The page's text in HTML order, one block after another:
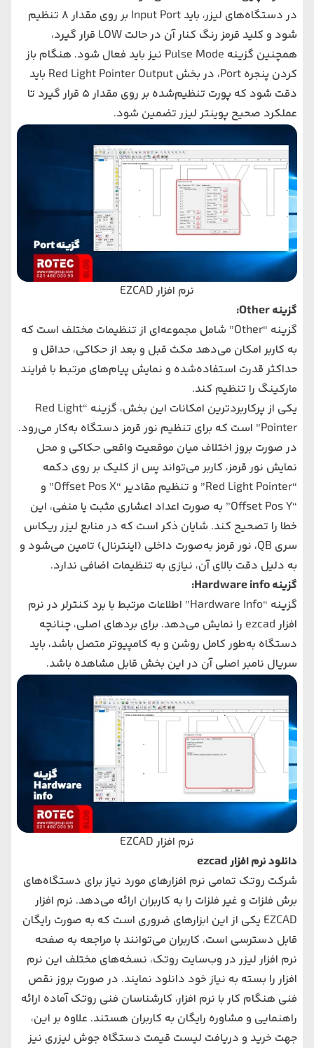
در دستگاه‌های لیزر، باید Input Port بر روی مقدار ۸ تنظیم
شود و کلید قرمز رنگ کنار آن در حالت LOW قرار گیرد،
همچنین گزینه Pulse Mode نیز باید فعال شود. هنگام باز
کردن پنجره Port، در بخش Red Light Pointer Output باید
دقت شود که پورت تنظیم‌شده بر روی مقدار ۵ قرار گیرد تا
عملکرد صحیح پوینتر لیزر تضمین شود.
نرم‌ افزار EZCAD
گزینه Other:
گزینه “Other” شامل مجموعه‌ای از تنظیمات مختلف است که
به کاربر امکان می‌دهد مکث قبل و بعد از حکاکی، حداقل و
حداکثر قدرت استفاده‌شده و نمایش پیام‌های مرتبط با فرایند
مارکینگ را تنظیم کند.
یکی از پرکاربردترین امکانات این بخش، گزینه “Red Light
Pointer” است که برای تنظیم نور قرمز دستگاه به‌کار می‌رود.
در صورت بروز اختلاف میان موقعیت واقعی حکاکی و محل
نمایش نور قرمز، کاربر می‌تواند پس از کلیک بر روی دکمه
“Red Light Pointer” و تنظیم مقادیر “Offset Pos X” و
“Offset Pos Y” به صورت اعداد اعشاری مثبت یا منفی، این
خطا را تصحیح کند. شایان ذکر است که در منابع لیزر ریکاس
سری QB، نور قرمز به‌صورت داخلی (اینترنال) تامین می‌شود و
به دلیل دقت بالای آن، نیازی به تنظیمات اضافی ندارد.
گزینه Hardware info:
گزینه “Hardware Info” اطلاعات مرتبط با برد کنترلر در نرم‌
افزارezcad را نمایش می‌دهد. برای بردهای اصلی، چنانچه
دستگاه به‌طور کامل روشن و به کامپیوتر متصل باشد، باید
سریال نامبر اصلی آن در این بخش قابل مشاهده باشد.
نرم‌ افزار EZCAD
دانلود نرم افزار ezcad
شرکت روتک تمامی نرم‌ افزارهای مورد نیاز برای دستگاه‌های
برش فلزات و غیر فلزات را به کاربران ارائه می‌دهد. نرم‌ افزار
EZCAD یکی از این ابزارهای ضروری است که به صورت رایگان
قابل دسترسی است. کاربران می‌توانند با مراجعه به صفحه
نرم‌ افزار لیزر در وب‌سایت روتک، نسخه‌های مختلف این نرم‌
افزار را بسته به نیاز خود دانلود نمایند. در صورت بروز نقص
فنی هنگام کار با نرم‌ افزار، کارشناسان فنی روتک آماده ارائه
راهنمایی و مشاوره رایگان به کاربران هستند. علاوه بر این،
جهت خرید و دریافت لیست قیمت دستگاه جوش لیزری نیز